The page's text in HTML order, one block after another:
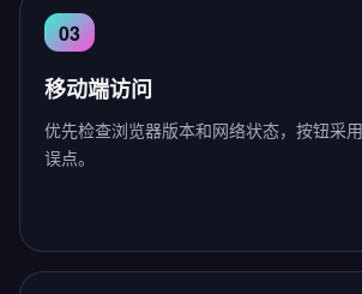
移动端访问
优先检查浏览器版本和网络状态，按钮采
误点。